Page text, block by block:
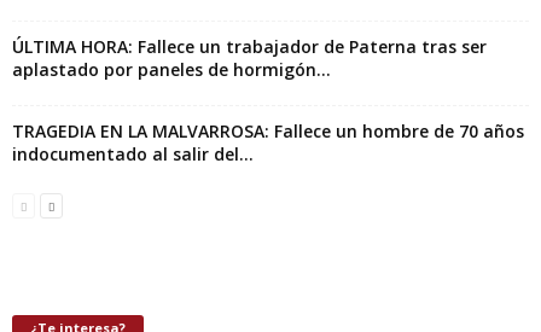
ÚLTIMA HORA: Fallece un trabajador de Paterna tras ser
aplastado por paneles de hormigón...
TRAGEDIA EN LA MALVARROSA: Fallece un hombre de 70 años
indocumentado al salir del...
¿Te interesa?